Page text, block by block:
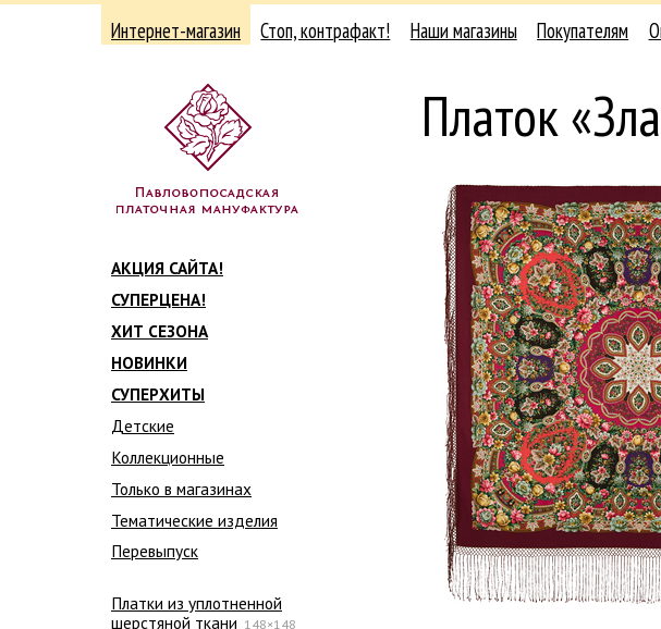
Интернет-магазин Стоп, контрафакт! Наши магазины Покупателям
АКЦИЯ САЙТА!
СУПЕРЦЕНА!
ХИТ СЕЗОНА
НОВИНКИ
СУПЕРХИТЫ
Детские
Коллекционные
Только в магазинах
Тематические изделия
Перевыпуск
Платки из уплотненной
шерстяной ткани 148×148
Платок